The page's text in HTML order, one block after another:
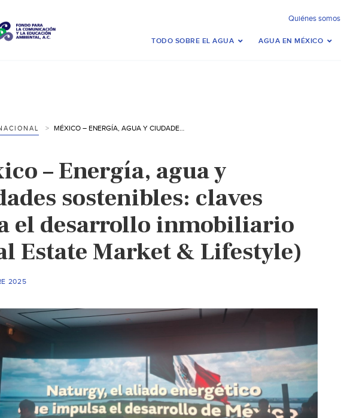
Quiénes somos
TODO SOBRE EL AGUA AGUA EN MÉXICO
MÉXICO – ENERGÍA, AGUA Y CIUDADES SOSTENIBLES: CLAVES PARA EL DESARROLLO INMOBILIARIO (REAL ESTATE MARKET & LIFESTYLE)
– Energía, agua y
sostenibles: claves
el desarrollo inmobiliario
Estate Market & Lifestyle)
2025